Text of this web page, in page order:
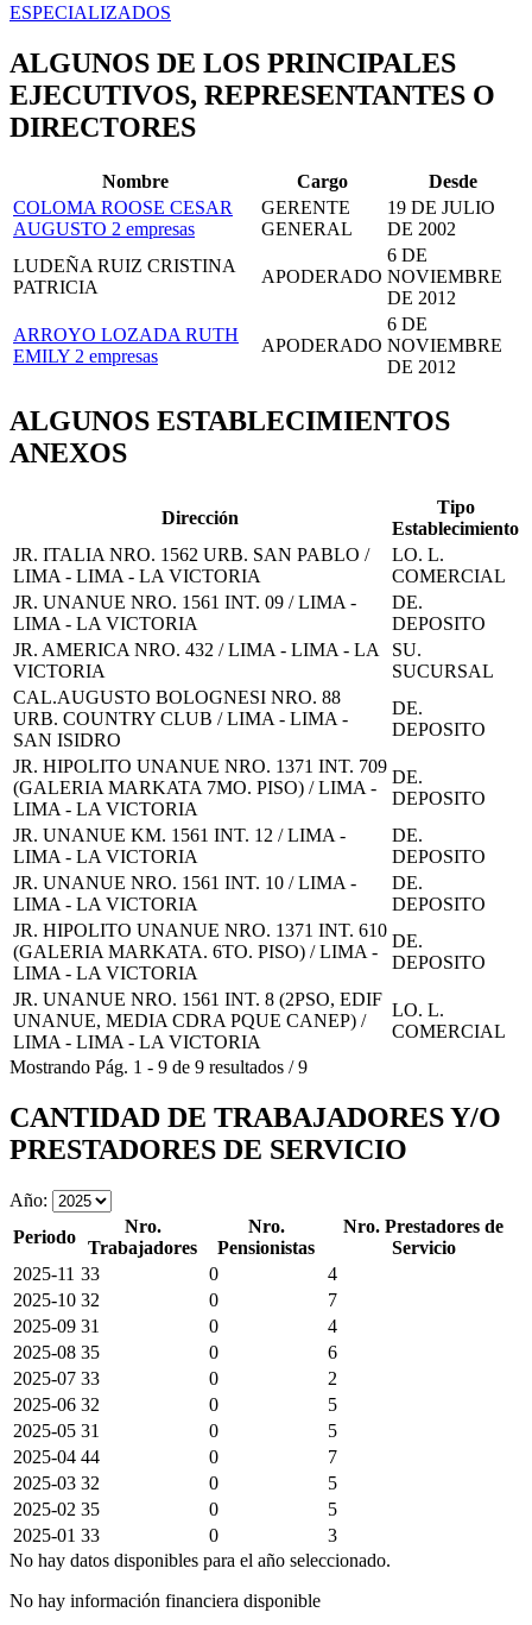
ESPECIALIZADOS
ALGUNOS DE LOS PRINCIPALES
EJECUTIVOS, REPRESENTANTES O
DIRECTORES
Nombre Cargo
Desde
COLOMA ROOSE CESAR
AUGUSTO 2 empresas
GERENTE
GENERAL
19 DE JULIO
DE 2002
LUDEÑA RUIZ CRISTINA
PATRICIA
APODERADO
6 DE
NOVIEMBRE
DE 2012
ARROYO LOZADA RUTH
EMILY 2 empresas
APODERADO
6 DE
NOVIEMBRE
DE 2012
ALGUNOS ESTABLECIMIENTOS
ANEXOS
Dirección
Tipo
Establecimiento
JR. ITALIA NRO. 1562 URB. SAN PABLO /
LIMA - LIMA - LA VICTORIA
LO. L.
COMERCIAL
JR. UNANUE NRO. 1561 INT. 09 / LIMA -
LIMA - LA VICTORIA
DE.
DEPOSITO
JR. AMERICA NRO. 432 / LIMA - LIMA - LA
VICTORIA
SU.
SUCURSAL
CAL.AUGUSTO BOLOGNESI NRO. 88
URB. COUNTRY CLUB / LIMA - LIMA -
SAN ISIDRO
DE.
DEPOSITO
JR. HIPOLITO UNANUE NRO. 1371 INT. 709
(GALERIA MARKATA 7MO. PISO) / LIMA -
LIMA - LA VICTORIA
DE.
DEPOSITO
JR. UNANUE KM. 1561 INT. 12 / LIMA -
LIMA - LA VICTORIA
DE.
DEPOSITO
JR. UNANUE NRO. 1561 INT. 10 / LIMA -
LIMA - LA VICTORIA
DE.
DEPOSITO
JR. HIPOLITO UNANUE NRO. 1371 INT. 610
(GALERIA MARKATA. 6TO. PISO) / LIMA -
LIMA - LA VICTORIA
DE.
DEPOSITO
JR. UNANUE NRO. 1561 INT. 8 (2PSO, EDIF
UNANUE, MEDIA CDRA PQUE CANEP) /
LIMA - LIMA - LA VICTORIA
LO. L.
COMERCIAL
Mostrando Pág. 1 - 9 de 9 resultados /9
CANTIDAD DE TRABAJADORES Y/O
PRESTADORES DE SERVICIO
Año:
Periodo
Nro.
Trabajadores
Nro.
Pensionistas
Nro. Prestadores de
Servicio
2025-11 33 0
4
2025-10 32 0
7
2025-09 31 0
4
2025-08 35 0
6
2025-07 33 0
2
2025-06 32 0
5
2025-05 31 0
5
2025-04 44 0
7
2025-03 32 0
5
2025-02 35 0
5
2025-01 33 0
3
No hay datos disponibles para el año seleccionado.
No hay información financiera disponible